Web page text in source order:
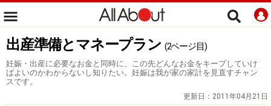
出産準備とマネープラン (2ページ目)
妊娠・出産に必要なお金と同時に、この先どんなお金をキープしていけ
ばよいのかわからないし知りたい。妊娠は我が家の家計を見直すチャン
スです。
更新日： 2011年04月21日